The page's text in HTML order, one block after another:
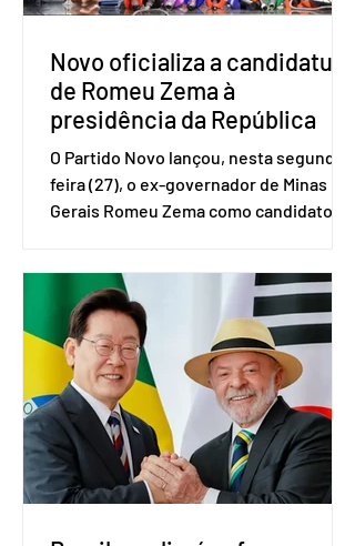
atingiram o maior rendime
Novo oficializa a candidatura
de Romeu Zema à
presidência da República
O Partido Novo lançou, nesta segunda-
feira (27), o ex-governador de Minas
Gerais Romeu Zema como candidato à
Brasília. O Novo ainda não definiu quem
vai compor a chapa como candidato a
vice-presidente. A convenção contou
com a presença do presidente nacional
do partido, Eduardo Ribeiro, e do
senador Eduardo Girão, filiado ao Novo
desde fevereiro de 2023. Formado em
administração de empresas pela
Fundaç